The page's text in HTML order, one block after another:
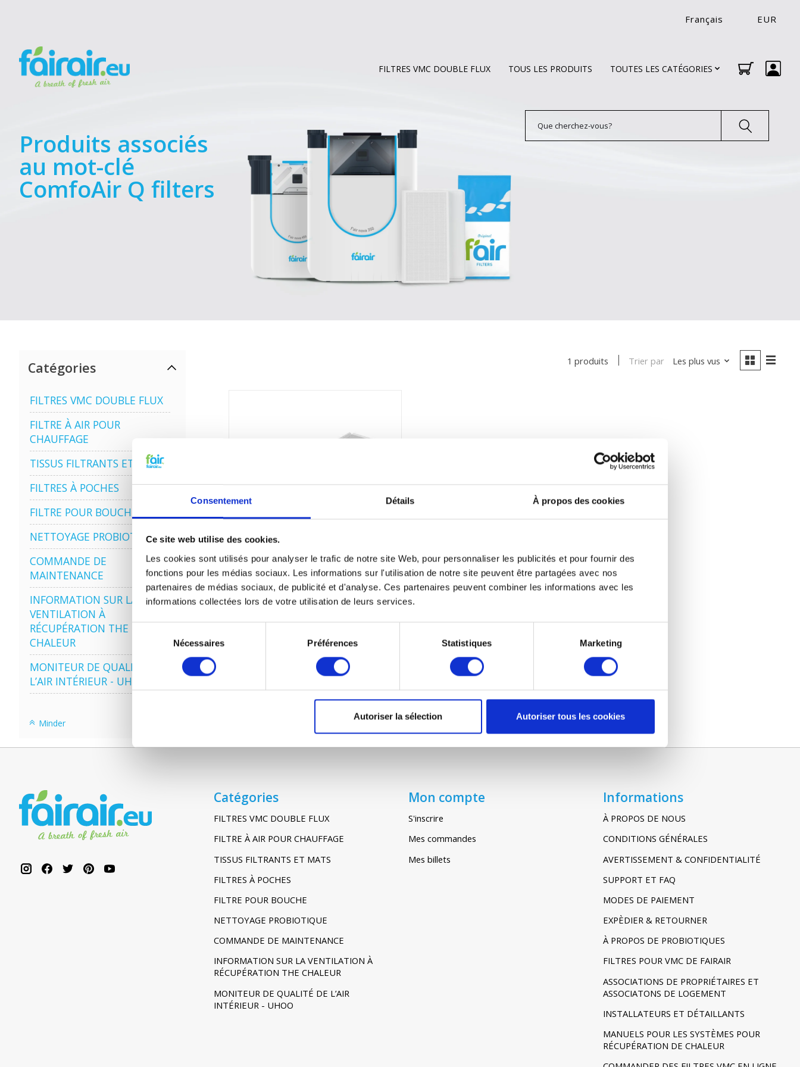
Consentement Détails À propos des cookies
Ce site web utilise des cookies.
Les cookies sont utilisés pour analyser le trafic de notre site Web, pour personnaliser les publicités et pour fournir des
fonctions pour les médias sociaux. Les informations sur l'utilisation de notre site peuvent être partagées avec nos
partenaires de médias sociaux, de publicité et d'analyse. Ces partenaires peuvent combiner les informations avec les
informations collectées lors de votre utilisation de leurs services.
consentement
Nécessaires Préférences Statistiques Marketing
Autoriser la sélection Autoriser tous les cookies
Français EUR
FILTRES VMC DOUBLE FLUX TOUS LES PRODUITS TOUTES LES CATÉGORIES
Produits associés
au mot-clé
ComfoAir Q filters
Catégories
FILTRES VMC DOUBLE FLUX
FILTRE À AIR POUR
CHAUFFAGE
TISSUS FILTRANTS ET MATS
FILTRES À POCHES
FILTRE POUR BOUCHE
NETTOYAGE PROBIOTIQUE
COMMANDE DE
MAINTENANCE
INFORMATION SUR LA
VENTILATION À
RÉCUPÉRATION THE
CHALEUR
MONITEUR DE QUALITÉ DE
L’AIR INTÉRIEUR - UHOO
Minder
1 produits Trier par Les plus vus
ZEHNDER COMFOAIR Q 350/450/600
€34,50
Catégories
FILTRES VMC DOUBLE FLUX
FILTRE À AIR POUR CHAUFFAGE
TISSUS FILTRANTS ET MATS
FILTRES À POCHES
FILTRE POUR BOUCHE
NETTOYAGE PROBIOTIQUE
COMMANDE DE MAINTENANCE
INFORMATION SUR LA VENTILATION À
RÉCUPÉRATION THE CHALEUR
MONITEUR DE QUALITÉ DE L’AIR
INTÉRIEUR - UHOO
Mon compte
S'inscrire
Mes commandes
Mes billets
Informations
À PROPOS DE NOUS
CONDITIONS GÉNÉRALES
AVERTISSEMENT & CONFIDENTIALITÉ
SUPPORT ET FAQ
MODES DE PAIEMENT
EXPÈDIER & RETOURNER
À PROPOS DE PROBIOTIQUES
FILTRES POUR VMC DE FAIRAIR
ASSOCIATIONS DE PROPRIÉTAIRES ET
ASSOCIATONS DE LOGEMENT
INSTALLATEURS ET DÉTAILLANTS
MANUELS POUR LES SYSTÈMES POUR
RÉCUPÉRATION DE CHALEUR